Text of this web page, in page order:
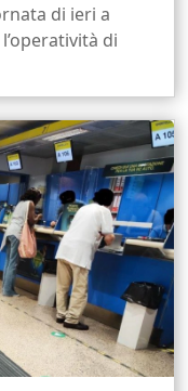
di ieri a
di